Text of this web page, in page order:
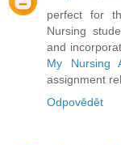
perfect for
Nursing
and
My Nursing
assignment
Odpovědět